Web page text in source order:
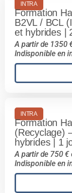
INTRA
Formation
B2VL / BCL
et hybrides |
A partir de 1350
Indisponible en
INTRA
Formation
(Recyclage)
hybrides | 1
A partir de 750 €
Indisponible en